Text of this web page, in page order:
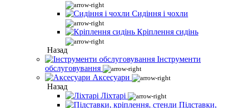
Сидіння і чохли
Кріплення сидінь
Назад
Інструменти
обслуговування
Аксесуари
Назад
Ліхтарі
Підставки,